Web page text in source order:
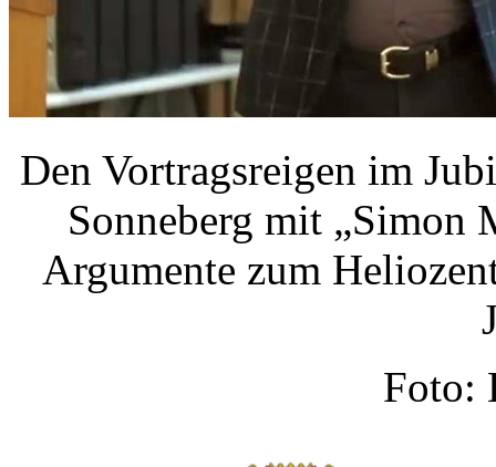
Den Vortragsreigen im
Sonneberg mit „Simon
Argumente zum
Foto: